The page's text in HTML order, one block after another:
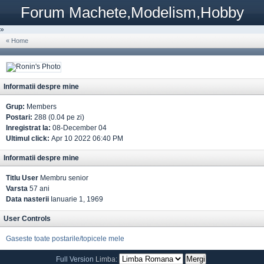
Forum Machete,Modelism,Hobby
»
« Home
Informatii despre mine
Grup: Members
Postari: 288 (0.04 pe zi)
Inregistrat la: 08-December 04
Ultimul click: Apr 10 2022 06:40 PM
Informatii despre mine
Titlu User Membru senior
Varsta 57 ani
Data nasterii Ianuarie 1, 1969
User Controls
Gaseste toate postarile/topicele mele
Full Version Limba: